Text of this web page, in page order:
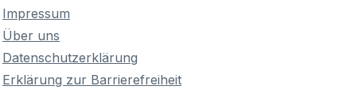
Impressum
Über uns
Datenschutzerklärung
Erklärung zur Barrierefreiheit